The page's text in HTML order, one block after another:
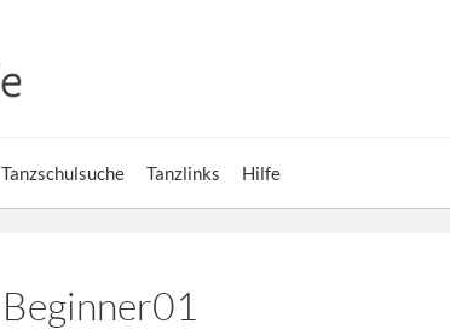
Tanzschulsuche Tanzlinks Hilfe
Beginner01